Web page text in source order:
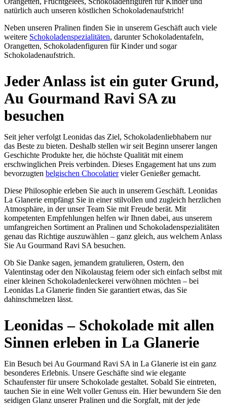
natürlich auch unseren köstlichen Schokoladenaufstrich!
Neben unseren Pralinen finden Sie in unserem Geschäft auch viele
weitere Schokoladenspezialitäten, darunter Schokoladentafeln,
Orangetten, Schokoladenfiguren für Kinder und sogar
Schokoladenaufstrich.
Jeder Anlass ist ein guter Grund,
Au Gourmand Ravi SA zu
besuchen
Seit jeher verfolgt Leonidas das Ziel, Schokoladenliebhabern nur
das Beste zu bieten. Deshalb stellen wir seit Beginn unserer langen
Geschichte Produkte her, die höchste Qualität mit einem
erschwinglichen Preis verbinden. Dieses Engagement hat uns zum
bevorzugten belgischen Chocolatiervieler Genießer gemacht.
Diese Philosophie erleben Sie auch in unserem Geschäft. Leonidas
La Glanerie empfängt Sie in einer stilvollen und zugleich herzlichen
Atmosphäre, in der unser Team Sie mit Freude berät. Mit
kompetenten Empfehlungen helfen wir Ihnen dabei, aus unserem
umfangreichen Sortiment an Pralinen und Schokoladenspezialitäten
genau das Richtige auszuwählen – ganz gleich, aus welchem Anlass
Sie Au Gourmand Ravi SA besuchen.
Ob Sie Danke sagen, jemandem gratulieren, Ostern, den
Valentinstag oder den Nikolaustag feiern oder sich einfach selbst mit
einer kleinen Schokoladenleckerei verwöhnen möchten – bei
Leonidas La Glanerie finden Sie garantiert etwas, das Sie
dahinschmelzen lässt.
Leonidas – Schokolade mit allen
Sinnen erleben in La Glanerie
Ein Besuch bei Au Gourmand Ravi SA in La Glanerie ist ein ganz
besonderes Erlebnis. Unsere Geschäfte sind wie elegante
Schaufenster für unsere Schokolade gestaltet. Sobald Sie eintreten,
tauchen Sie in eine Welt voller Genuss ein. Hier bewundern Sie den
seidigen Glanz unserer Pralinen und die Sorgfalt, mit der jede